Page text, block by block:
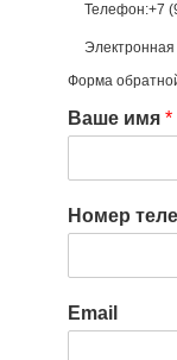
Телефон:+7
Электронная
Форма
Ваше имя *
Номер
Email